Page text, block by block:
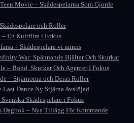
Movie – Skådespelarna Som Gjorde
och Roller
– En Kultfilm i Fokus
– Skådespelare vi minns
War: Spännande Hjältar Och Skurkar
– Bond, Skurkar Och Agenter I Fokus
– Stjärnorna och Deras Roller
Dance Ny Stjärna Avslöjad
Skådespelare i Fokus
Dagbok – Nya Tillägg För Kommande